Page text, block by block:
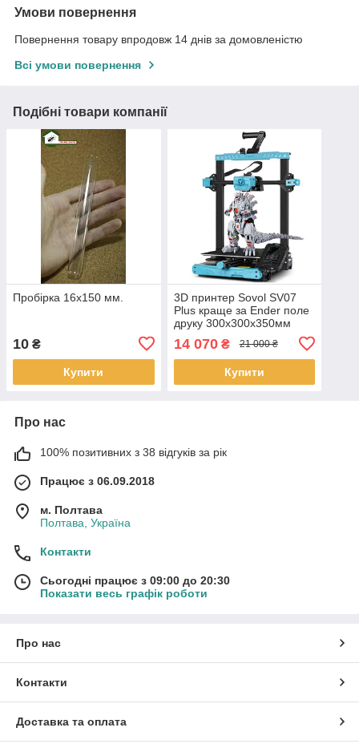
Умови повернення
Повернення товару впродовж 14 днів за домовленістю
Всі умови повернення
Подібні товари компанії
Пробірка 16х150 мм.
10 ₴
Купити
3D принтер Sovol SV07
Plus краще за Ender поле
друку 300х300х350мм
14 070₴ 21 000 ₴
Купити
Про нас
100% позитивних з 38 відгуків за рік
Працює з 06.09.2018
м. Полтава
Полтава, Україна
Контакти
Сьогодні працює з 09:00 до 20:30
Показати весь графік роботи
Про нас
Контакти
Доставка та оплата